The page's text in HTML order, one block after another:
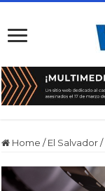
Home / El Salvador /